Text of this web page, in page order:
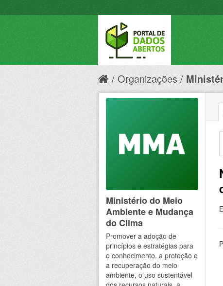
Organizações
Ministério do Meio
Ambiente e Mudança
do Clima
Promover a adoção de
princípios e estratégias para
o conhecimento, a proteção e
a recuperação do meio
ambiente, o uso sustentável